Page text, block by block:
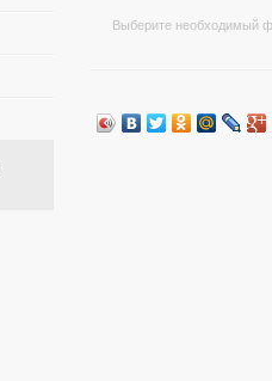
Выберите необходимый